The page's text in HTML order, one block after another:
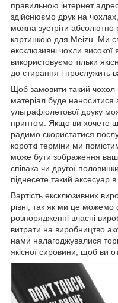
правильною інтернет
здійснюємо друк на
можна зустріти абсолютно
картинкою для Meizu. Ми
ексклюзивні чохли високої
використовуємо тільки
до стирання і прослужить
Щоб замовити такий чохол
матеріал буде
ультрафіолетової друку
принтом. Якщо ви хочете
радимо скористатися
короткі терміни ми
може бути зображення
співака чи другої
піднесете такий аксесуар
Вартість ексклюзивних
рівні, так як ми це
розпорядженні власні
витрати на виробництво
нами налагоджувалися
якісної сировини, щоб ви